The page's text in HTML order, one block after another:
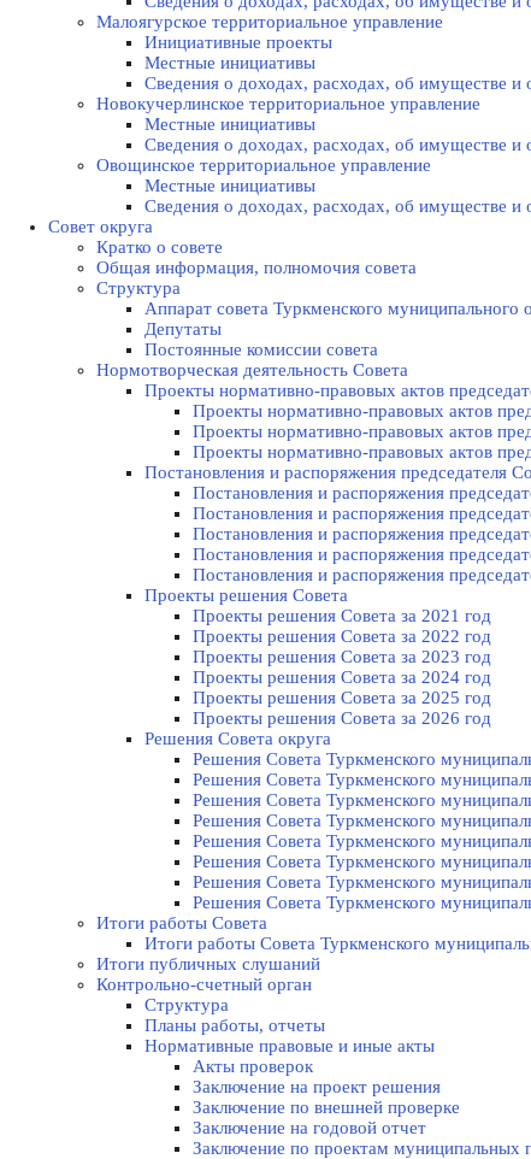
Малоягурское территориальное управление
Инициативные проекты
Местные инициативы
Сведения о доходах, расходах, об имуществе и
Новокучерлинское территориальное управление
Местные инициативы
Сведения о доходах, расходах, об имуществе и
Овощинское территориальное управление
Местные инициативы
Сведения о доходах, расходах, об имуществе и
Совет округа
Кратко о совете
Общая информация, полномочия совета
Структура
Аппарат совета Туркменского муниципального
Депутаты
Постоянные комиссии совета
Нормотворческая деятельность Совета
Проекты нормативно-правовых актов
Проекты нормативно-правовых актов
Проекты нормативно-правовых актов
Проекты нормативно-правовых актов
Постановления и распоряжения председателя
Постановления и распоряжения
Постановления и распоряжения
Постановления и распоряжения
Постановления и распоряжения
Постановления и распоряжения
Проекты решения Cовета
Проекты решения Совета за 2021 год
Проекты решения Совета за 2022 год
Проекты решения Cовета за 2023 год
Проекты решения Совета за 2024 год
Проекты решения Совета за 2025 год
Проекты решения Совета за 2026 год
Решения Совета округа
Решения Совета Туркменского
Решения Совета Туркменского
Решения Совета Туркменского
Решения Совета Туркменского
Решения Совета Туркменского
Решения Совета Туркменского
Решения Совета Туркменского
Решения Совета Туркменского
Итоги работы Совета
Итоги работы Совета Туркменского
Итоги публичных слушаний
Контрольно-счетный орган
Структура
Планы работы, отчеты
Нормативные правовые и иные акты
Акты проверок
Заключение на проект решения
Заключение по внешней проверке
Заключение на годовой отчет
Заключение по проектам муниципальных